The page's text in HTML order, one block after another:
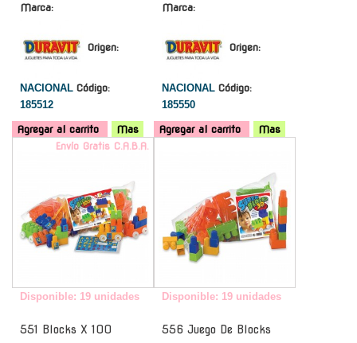
Marca:
Origen:
NACIONAL Código:
185512
Agregar al carrito Mas
Marca:
Origen:
NACIONAL Código:
185550
Agregar al carrito
Mas
Envío Gratis C.A.B.A.
Disponible: 19 unidades
551 Blocks X 100
Disponible: 19 unidades
556 Juego De Blocks